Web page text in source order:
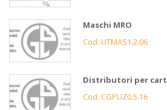
Maschi MRO
Cod. UTMAS1.2.06
Distributori per
Cod. CGPUZ0.5.16